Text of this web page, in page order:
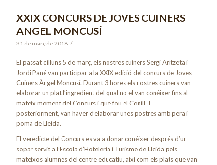
XXIX CONCURS DE JOVES CUINERS
ANGEL MONCUSÍ
31 de març de 2018 /
El passat dilluns 5 de març, els nostres cuiners Sergi Aritzeta i
Jordi Pané van participar a la XXIX edició del concurs de Joves
Cuiners Àngel Moncusí. Durant 3 hores els nostres cuiners van
elaborar un plat l’ingredient del qual no el van conéixer fins al
mateix moment del Concurs i que fou el Conill. I
posteriorment, van haver d’elaborar unes postres amb pera i
poma de Lleida.
El veredicte del Concurs es va a donar conéixer després d’un
sopar servit a l’Escola d’Hoteleria i Turisme de Lleida pels
mateixos alumnes del centre educatiu, així com els plats que van